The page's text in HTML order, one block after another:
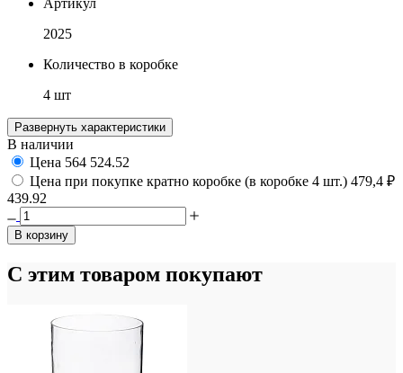
Артикул
2025
Количество в коробке
4 шт
Развернуть характеристики
В наличии
Цена 564 524.52
Цена при покупке кратно коробке (в коробке 4 шт.) 479,4 ₽
439.92
В корзину
С этим товаром покупают